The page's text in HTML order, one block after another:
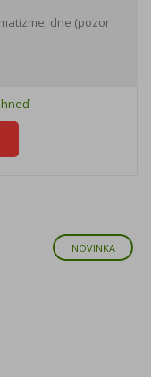
dne (pozor
NOVINKA